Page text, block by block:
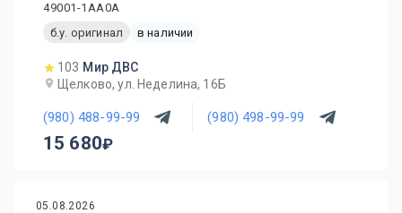
49001-1AA0A
б.у. оригинал
в наличии
103 Мир ДВС
Щелково, ул. Неделина, 16Б
(980) 488-99-99 (980) 498-99-99
15 680
05.08.2026